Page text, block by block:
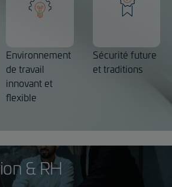
Environnement
de travail
innovant et
flexible
Sécurité future
et traditions
& RH